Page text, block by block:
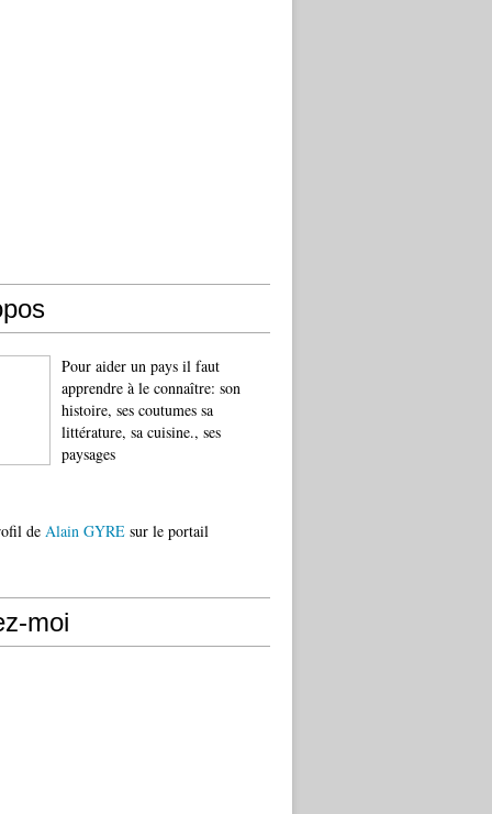
Pour aider un pays il faut
apprendre à le connaître: son
histoire, ses coutumes sa
littérature, sa cuisine., ses
paysages
de Alain GYRE sur le portail
moi